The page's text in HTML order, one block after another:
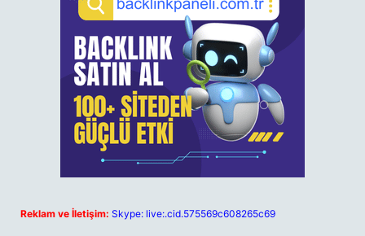
Reklam ve İletişim: Skype: live:.cid.575569c608265c69